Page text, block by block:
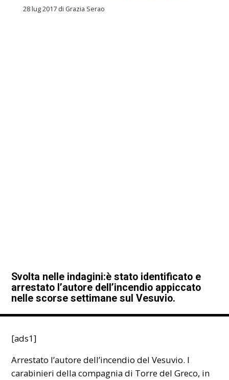
28 lug 2017 di Grazia Serao
Svolta nelle indagini:è stato identificato e
arrestato l’autore dell’incendio appiccato
nelle scorse settimane sul Vesuvio.
[ads1]
Arrestato l’autore dell’incendio del Vesuvio. I
carabinieri della compagnia di Torre del Greco, in